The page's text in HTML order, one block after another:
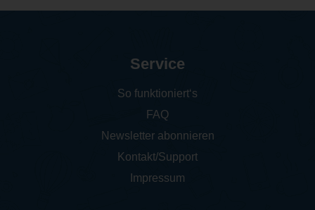
Service
So funktioniert‘s
FAQ
Newsletter abonnieren
Kontakt/Support
Impressum